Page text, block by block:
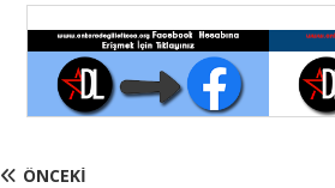
ÖNCEKI